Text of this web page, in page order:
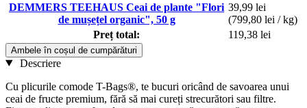
DEMMERS TEEHAUS Ceai de plante "Flori
de mușețel organic", 50 g
39,99 lei
(799,80 lei / kg)
Preț total:
119,38 lei
Ambele în coșul de cumpărături
Descriere
Cu plicurile comode T-Bags®, te bucuri oricând de savoarea unui
ceai de fructe premium, fără să mai cureți strecurători sau filtre.